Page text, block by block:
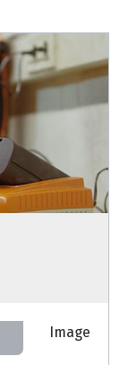
Image